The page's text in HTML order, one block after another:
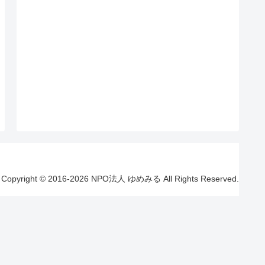
Copyright © 2016-2026 NPO法人 ゆめみる All Rights Reserved.